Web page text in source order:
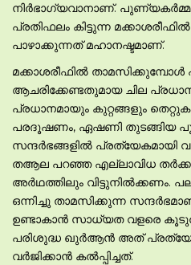
നിര്‍ഭാഗ്യവാനാണ്.
പ്രതിഫലം കിട്ടുന്ന
പാഴാക്കുന്നത് മഹാനഷ്ടമാണ്.
മക്കാശരീഫില്‍ താമസിക്കുമ്പോള്‍
ആചരിക്കേണ്ടതുമായ ചില
പ്രധാനമായും കുറ്റങ്ങളും
പരദൂഷണം, ഏഷണി തുടങ്ങിയ
സന്ദര്‍ഭങ്ങളില്‍
തആല പറഞ്ഞ എല്ലാവിധ
അര്‍ഥത്തിലും വിട്ടുനില്‍ക്കണം.
ഒന്നിച്ചു താമസിക്കുന്ന
ഉണ്ടാകാന്‍ സാധ്യത വളരെ
പരിശുദ്ധ ഖുര്‍ആന്‍ അത്
വര്‍ജിക്കാന്‍ കല്‍പ്പിച്ചത്.